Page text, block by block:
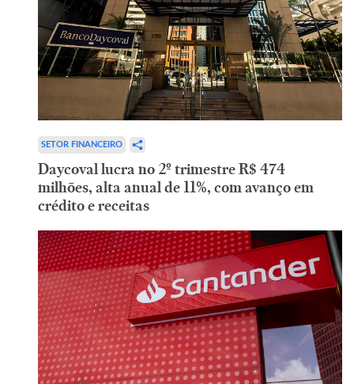
SETOR FINANCEIRO
Daycoval lucra no 2º trimestre R$ 474
milhões, alta anual de 11%, com avanço em
crédito e receitas